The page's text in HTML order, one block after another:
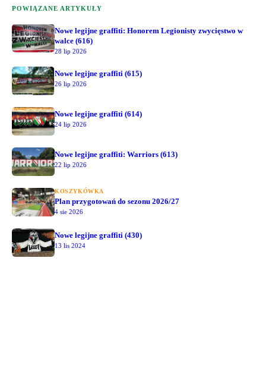
POWIĄZANE ARTYKUŁY
Nowe legijne graffiti: Honorem Legionisty zwycięstwo w
walce (616)
28 lip 2026
Nowe legijne graffiti (615)
26 lip 2026
Nowe legijne graffiti (614)
24 lip 2026
Nowe legijne graffiti: Warriors (613)
22 lip 2026
KOSZYKÓWKA
Plan przygotowań do sezonu 2026/27
4 sie 2026
Nowe legijne graffiti (430)
13 lis 2024